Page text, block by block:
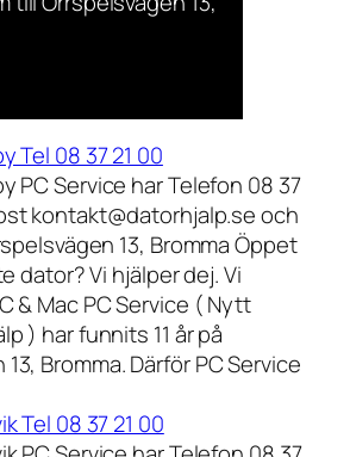
Tel 08 37 21 00
PC Service har Telefon 08 37
kontakt@datorhjalp.se och
13, Bromma Öppet
dator? Vi hjälper dej. Vi
& Mac PC Service ( Nytt
) har funnits 11 år på
Bromma. Därför PC Service
Tel 08 37 21 00